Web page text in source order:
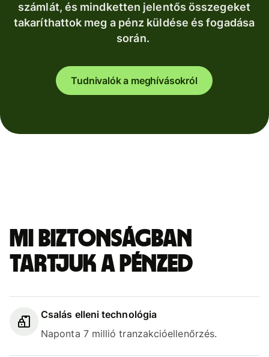
számlát, és mindketten jelentős összegeket
takaríthattok meg a pénz küldése és fogadása
során.
Tudnivalók a meghívásokról
Mi biztonságban
tartjuk a pénzed
Csalás elleni technológia
Naponta 7 millió tranzakcióellenőrzés.